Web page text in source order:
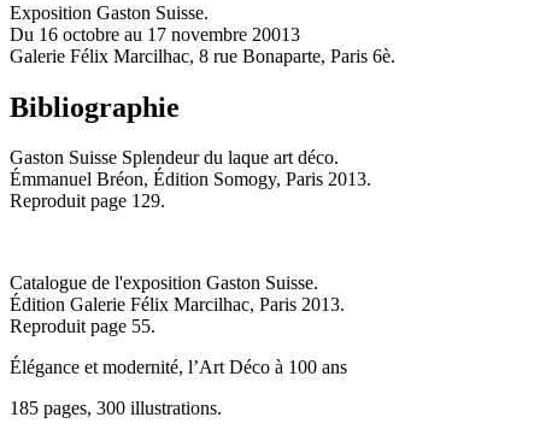
Exposition Gaston Suisse.
Du 16 octobre au 17 novembre 20013
Galerie Félix Marcilhac, 8 rue Bonaparte, Paris 6è.
Bibliographie
Gaston Suisse Splendeur du laque art déco.
Émmanuel Bréon, Édition Somogy, Paris 2013.
Reproduit page 129.
Catalogue de l'exposition Gaston Suisse.
Édition Galerie Félix Marcilhac, Paris 2013.
Reproduit page 55.
Élégance et modernité, l’Art Déco à 100 ans
185 pages, 300 illustrations.